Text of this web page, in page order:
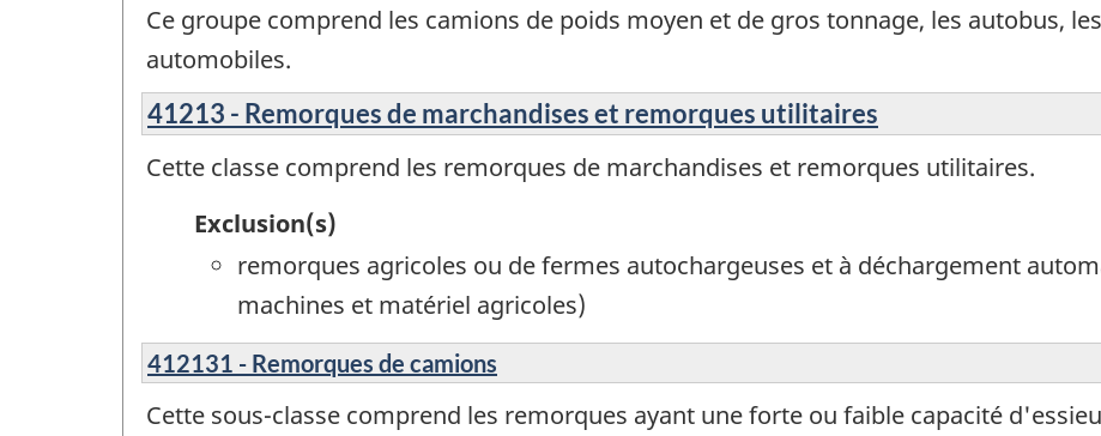
Ce groupe comprend les camions de poids moyen et de gros tonnage, les autobus,
automobiles.
41213 - Remorques de marchandises et remorques utilitaires
Cette classe comprend les remorques de marchandises et remorques utilitaires.
Exclusion(s)
remorques agricoles ou de fermes autochargeuses et à déchargement
machines et matériel agricoles)
412131 - Remorques de camions
Cette sous-classe comprend les remorques ayant une forte ou faible capacité